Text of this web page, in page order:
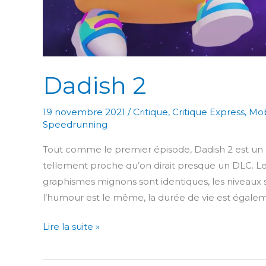
Dadish 2
19 novembre 2021 /Critique, Critique Express,
Speedrunning
Tout comme le premier épisode, Dadish 2 est
tellement proche qu’on dirait presque un DLC.
graphismes mignons sont identiques, les
l’humour est le même, la durée de vie est
Dadish
Lire la suite »